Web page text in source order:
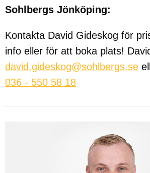
Sohlbergs Jönköping:
Kontakta David Gideskog för
info eller för att boka plats!
david.gideskog@sohlbergs.se
036 - 550 58 18